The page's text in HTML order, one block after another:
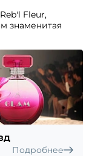
Fleur,
знаменитая
Парфюм
Подробнее